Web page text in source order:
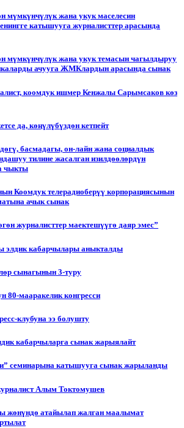
мүмкүнчүлүк жана укук маселесин
катышууга журналисттер арасында
мүмкүнчүлүк жана укук темасын чагылдыруу
ачууга ЖМКлардын арасында сынак
коомдук ишмер Кенжалы Сарымсаков көз
да, көңүлүбүздөн кетпейт
басмадагы, он-лайн жана социалдык
тилине жасалган изилдөөлөрдүн
чыкты
Коомдук телерадиоберүү корпорациясынын
ачык сынак
журналисттер маектешүүгө даяр эмес”
элдик кабарчылары аныкталды
сынагынын 3-туру
80-мааракелик конгресси
клубуна ээ болушту
кабарчыларга сынак жарыялайт
семинарына катышууга сынак жарыланды
Алым Токтомушев
атайылап жалган маалымат